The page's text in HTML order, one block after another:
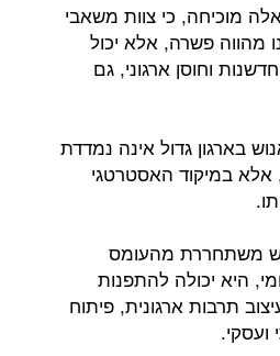
מוכיחה, כי צוות משאבי
מהווה פשרה, אלא יכול
וחוסן ארגוני, גם
בארגון גדול אינה נמדדת
במיקוד האסטרטגי
משתחררת מהעומס
היא יכולה להתפנות
תרבות ארגונית, פיתוח
ועסקי.